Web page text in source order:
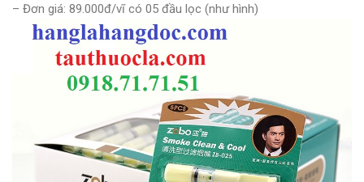
– Đơn giá: 89.000đ/vĩ có 05 đầu lọc (như hình)